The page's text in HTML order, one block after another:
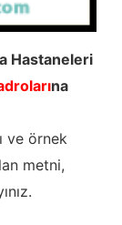
Hastaneleri
na
ve örnek
metni,